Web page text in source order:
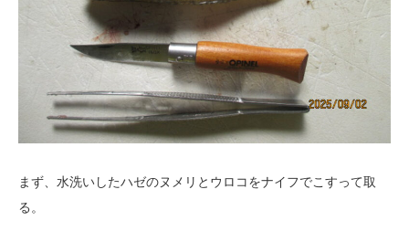
まず、水洗いしたハゼのヌメリとウロコをナイフでこすって取
る。